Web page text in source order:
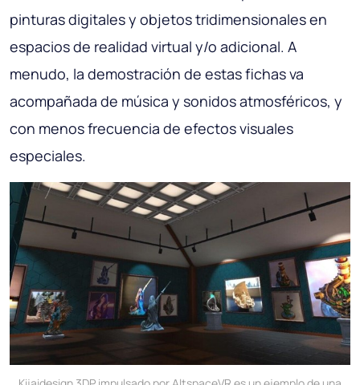
pinturas digitales y objetos tridimensionales en
espacios de realidad virtual y/o adicional. A
menudo, la demostración de estas fichas va
acompañada de música y sonidos atmosféricos, y
con menos frecuencia de efectos visuales
especiales.